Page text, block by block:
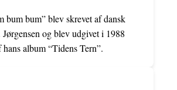
bum bum” blev skrevet af dansk
og blev udgivet i 1988
hans album “Tidens Tern”.